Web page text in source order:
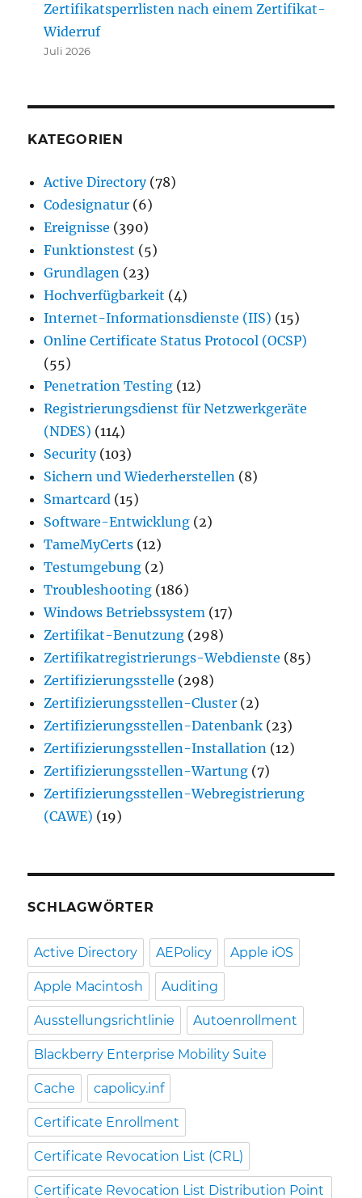
Zertifikatsperrlisten nach einem Zertifikat-
Widerruf
Juli 2026
KATEGORIEN
Active Directory(78)
Codesignatur (6)
Ereignisse (390)
Funktionstest (5)
Grundlagen (23)
Hochverfügbarkeit (4)
Internet-Informationsdienste (IIS) (15)
Online Certificate Status Protocol (OCSP)
(55)
Penetration Testing (12)
Registrierungsdienst für Netzwerkgeräte
(NDES) (114)
Security(103)
Sichern und Wiederherstellen (8)
Smartcard (15)
Software-Entwicklung (2)
TameMyCerts (12)
Testumgebung (2)
Troubleshooting (186)
Windows Betriebssystem (17)
Zertifikat-Benutzung (298)
Zertifikatregistrierungs-Webdienste (85)
Zertifizierungsstelle (298)
Zertifizierungsstellen-Cluster (2)
Zertifizierungsstellen-Datenbank (23)
Zertifizierungsstellen-Installation (12)
Zertifizierungsstellen-Wartung (7)
Zertifizierungsstellen-Webregistrierung
(CAWE) (19)
SCHLAGWÖRTER
Active Directory AEPolicy Apple iOS
Apple Macintosh Auditing
Ausstellungsrichtlinie Autoenrollment
Blackberry Enterprise Mobility Suite
Cache capolicy.inf
Certificate Enrollment
Certificate Revocation List (CRL)
Certificate Revocation List Distribution Point